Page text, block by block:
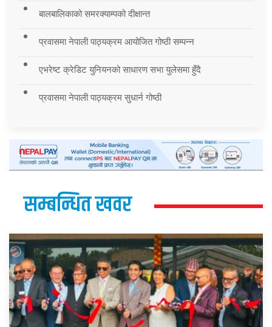
बालबालिकाको समरक्याम्पको दीक्षान्त
प्रवासमा नेपाली पाठ्यक्रम आयोजित गोष्ठी सम्पन्न
एभरेष्ट क्रेडिट युनियनको साधारण सभा युलेसमा हुँदै
प्रवासमा नेपाली पाठ्यक्रम सुधार्न गोष्ठी
सम्बन्धित खवर